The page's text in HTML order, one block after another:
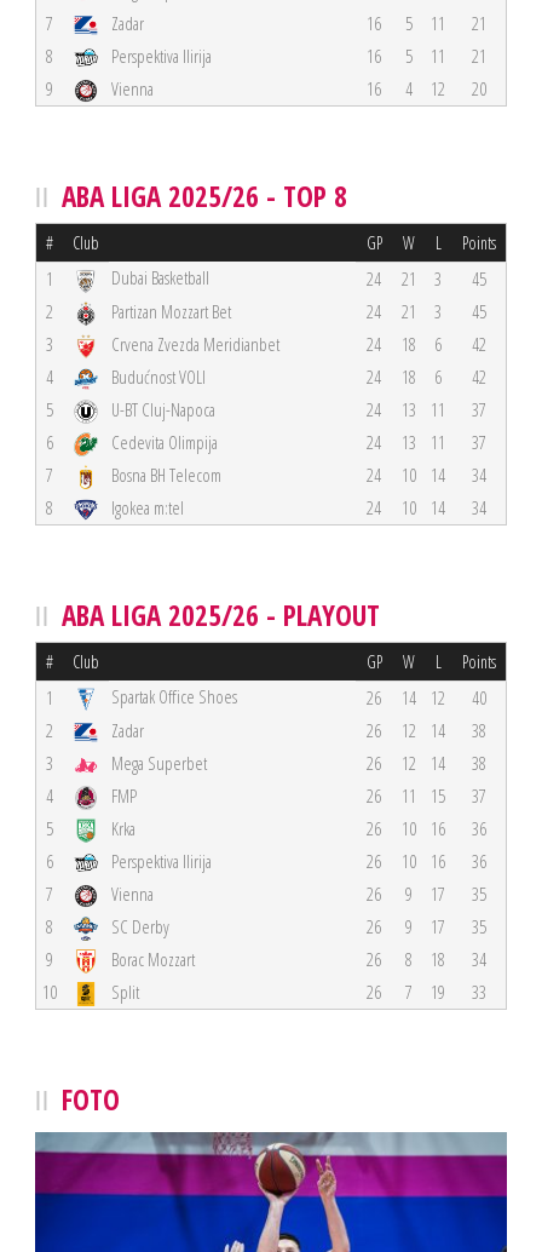
7
Zadar 16 5 11
21
8
Perspektiva Ilirija 16 5 11
21
9
Vienna 16 4 12 20
ABA LIGA 2025/26 - TOP 8
# Club GP W L Points
1 Dubai Basketball 24 21 3
45
2
Partizan Mozzart Bet 24 21 3
45
3
Crvena Zvezda Meridianbet 24 18 6
42
4
Budućnost VOLI 24 18 6
42
5
U-BT Cluj-Napoca 24 13 11
37
6
Cedevita Olimpija 24 13 11
37
7
Bosna BH Telecom 24 10 14
34
8
Igokea m:tel 24 10 14 34
ABA LIGA 2025/26 - PLAYOUT
# Club GP W L Points
1 Spartak Office Shoes 26 14 12
40
2
Zadar 26 12 14
38
3
Mega Superbet 26 12 14
38
4
FMP 26 11 15
37
5
Krka 26 10 16
36
6
Perspektiva Ilirija 26 10 16
36
7
Vienna 26 9 17
35
8
SC Derby 26 9 17
35
9
Borac Mozzart 26 8 18
34
10
Split 26 7 19 33
FOTO